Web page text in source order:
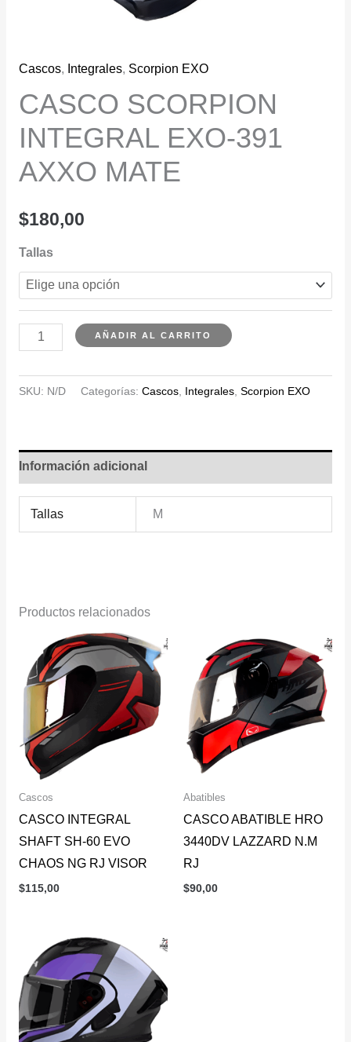
Cascos, Integrales, Scorpion EXO
CASCO SCORPION
INTEGRAL EXO-391
AXXO MATE
$180,00
Tallas
CASCO
SCORPION
INTEGRAL
EXO-
MATE
cantidad
AÑADIR AL CARRITO
SKU: N/D Categorías: Cascos, Integrales, Scorpion EXO
Información adicional
Tallas M
Productos relacionados
Cascos
CASCO INTEGRAL
SHAFT SH-60 EVO
CHAOS NG RJ VISOR
$115,00
Abatibles
CASCO ABATIBLE HRO
3440DV LAZZARD N.M
RJ
$90,00